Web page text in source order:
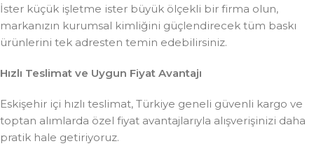
İster küçük işletme ister büyük ölçekli bir firma olun,
markanızın kurumsal kimliğini güçlendirecek tüm baskı
ürünlerini tek adresten temin edebilirsiniz.
Hızlı Teslimat ve Uygun Fiyat Avantajı
Eskişehir içi hızlı teslimat, Türkiye geneli güvenli kargo ve
toptan alımlarda özel fiyat avantajlarıyla alışverişinizi daha
pratik hale getiriyoruz.